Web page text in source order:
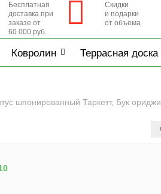
Бесплатная
доставка при
заказе от
60 000 руб.
Скидки
и подарки
от объема
Ковролин Террасная доска
шпонированный Таркетт, Бук